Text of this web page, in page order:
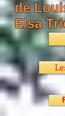
de
Elsa